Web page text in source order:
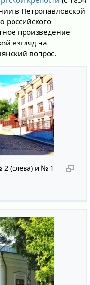
в Петропавловской
российского
произведение
взгляд на
вопрос.
(слева) и № 1